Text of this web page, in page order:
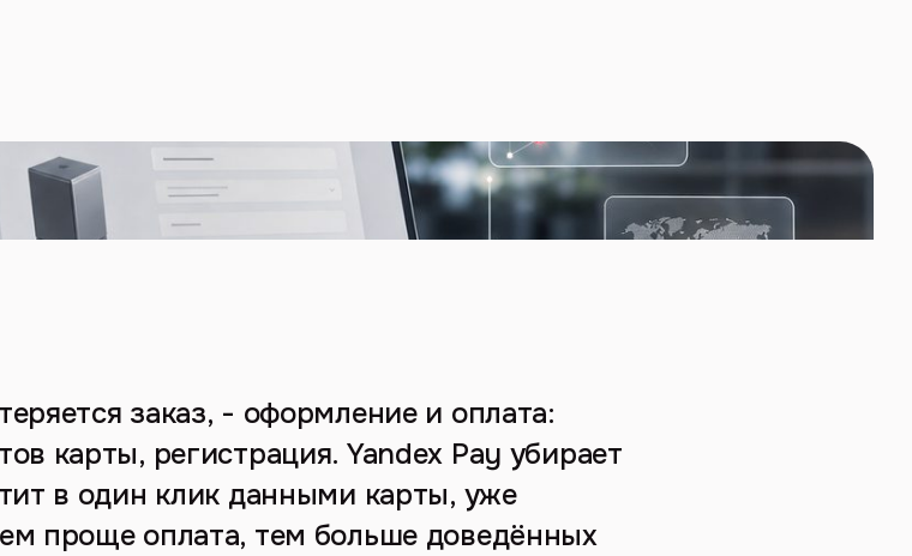
заказ, - оформление и оплата:
карты, регистрация. Yandex Pay убирает
в один клик данными карты, уже
проще оплата, тем больше доведённых